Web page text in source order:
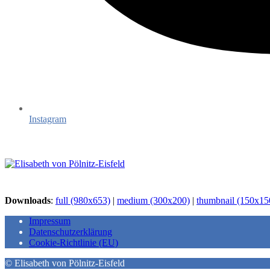
Instagram
Downloads: full (980x653) | medium (300x200) | thumbnail
Impressum
Datenschutzerklärung
Cookie-Richtlinie (EU)
© Elisabeth von Pölnitz-Eisfeld